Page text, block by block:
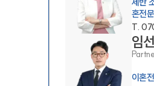
혼전
T.
임
이혼